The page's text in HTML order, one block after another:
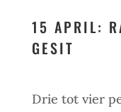
15 APRIL:
GESIT
Drie tot vier